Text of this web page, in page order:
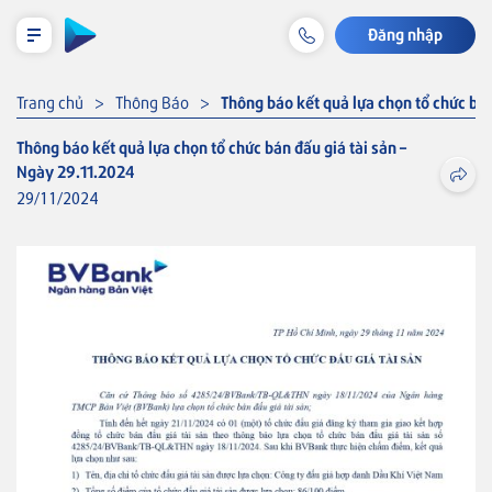
Cá nhân
Tài khoản & Dịch vụ
Khoản vay
Bảo hiểm liên kết
Đăng nhập
Trang chủ Thông Báo Thông báo kết quả lựa chọn tổ chức
Thông báo kết quả lựa chọn tổ chức bán đấu giá tài sản –
Ngày 29.11.2024
29/11/2024